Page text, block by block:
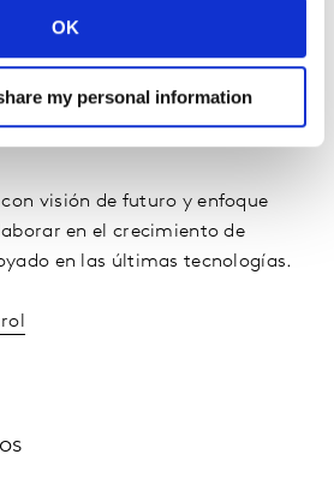
OK
my personal information
visión de futuro y enfoque
en el crecimiento de
en las últimas tecnologías.